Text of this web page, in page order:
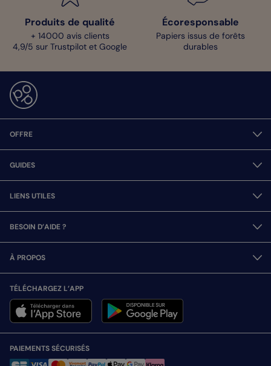
Produits de qualité
+ 14000 avis clients
4,9/5 sur Trustpilot et Google
Écoresponsable
Papiers issus de forêts
durables
OFFRE
GUIDES
LIENS UTILES
BESOIN D’AIDE ?
À PROPOS
TÉLÉCHARGEZ L’APP
PAIEMENTS SÉCURISÉS